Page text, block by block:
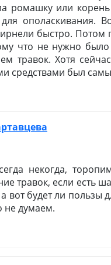
ромашку или
ополаскивания.
быстро.
что не нужно
травок. Хотя
средствами был
некогда,
травок, если
вот будет ли пользы
не думаем.